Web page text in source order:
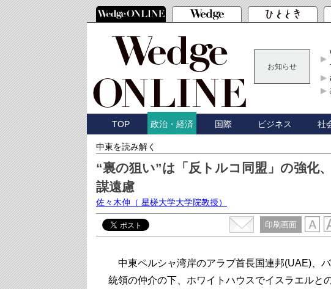
お知らせ
TOP 政治・経済 国際 ビジネス 社
中東を読み解く
“裏の狙い”は「反トルコ同盟」の強化
謀遠慮
佐々木伸 （ 星槎大学大学院教授）
印刷画面
中東ペルシャ湾岸のアラブ首長国連邦(UAE)、
統領の仲介の下、ホワイトハウスでイスラエルと